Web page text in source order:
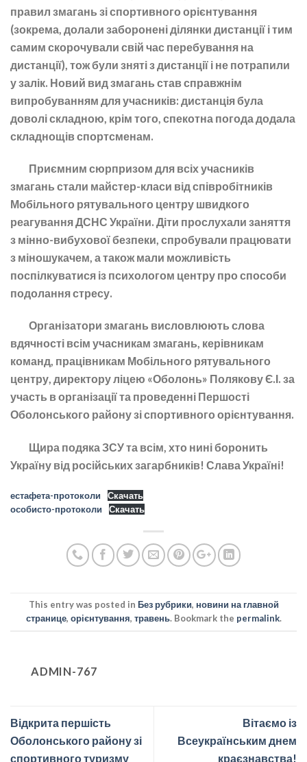
правил змагань зі спортивного орієнтування
(зокрема, долали заборонені ділянки дистанції і тим
самим скорочували свій час перебування на
дистанції), тож були зняті з дистанції і не потрапили
у залік. Новий вид змагань став справжнім
випробуванням для учасників: дистанція була
доволі складною, крім того, спекотна погода додала
складнощів спортсменам.
Приємним сюрпризом для всіх учасників
змагань стали майстер-класи від співробітників
Мобільного рятувального центру швидкого
реагування ДСНС України. Діти прослухали заняття
з мінно-вибухової безпеки, спробували працювати
з міношукачем, а також мали можливість
поспілкуватися із психологом центру про способи
подолання стресу.
Організатори змагань висловлюють слова
вдячності всім учасникам змагань, керівникам
команд, працівникам Мобільного рятувального
центру, директору ліцею «Оболонь» Полякову Є.І. за
участь в організації та проведенні Першості
Оболонського району зі спортивного орієнтування.
Щира подяка ЗСУ та всім, хто нині боронить
Україну від російських загарбників! Слава Україні!
естафета-протоколи
Скачать
особисто-протоколи
Скачать
This entry was posted in Без рубрики, новини на главной
странице, орієнтування, травень. Bookmark the permalink.
ADMIN-767
Відкрита першість
Оболонського району зі
спортивного туризму
Вітаємо із
Всеукраїнським днем
краєзнавства!